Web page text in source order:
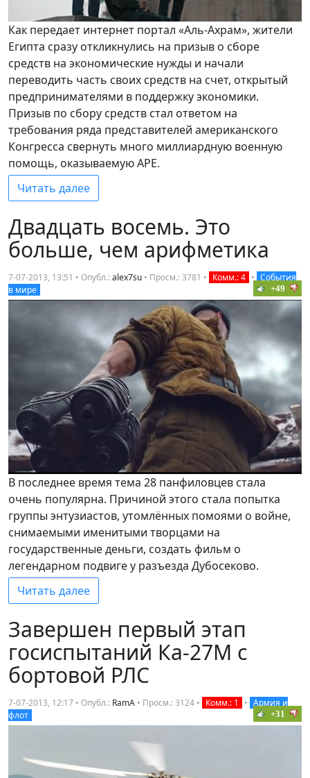
Как передает интернет портал «Аль-Ахрам», жители
Египта сразу откликнулись на призыв о сборе
средств на экономические нужды и начали
переводить часть своих средств на счет, открытый
предпринимателями в поддержку экономики.
Призыв по сбору средств стал ответом на
требования ряда представителей американского
Конгресса свернуть много миллиардную военную
помощь, оказываемую АРЕ.
Читать далее
Двадцать восемь. Это
больше, чем арифметика
7-07-2013, 13:51 • Опубл.:alex7su • Просм.: 3781 • Комм.: 4 • События
в мире
+49
В последнее время тема 28 панфиловцев стала
очень популярна. Причиной этого стала попытка
группы энтузиастов, утомлённых помоями о войне,
снимаемыми именитыми творцами на
государственные деньги, создать фильм о
легендарном подвиге у разъезда Дубосеково.
Читать далее
Завершен первый этап
госиспытаний Ка-27М с
бортовой РЛС
7-07-2013, 12:17 • Опубл.: RamA • Просм.: 3124 • Комм.: 1 • Армия и
флот
+31